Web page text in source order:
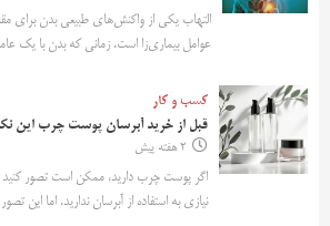
التهاب یکی از واکنش‌های طبیعی بدن برای
عوامل بیماری‌زا است. زمانی که بدن با یک
کسب و کار
قبل از خرید آبرسان پوست چرب این
2 هفته پیش
اگر پوست چرب دارید، ممکن است تصور کنید
نیازی به استفاده از آبرسان ندارید. اما این